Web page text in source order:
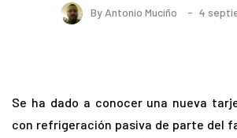
By Antonio Muciño 4
Se ha dado a conocer una nueva
con refrigeración pasiva de parte del